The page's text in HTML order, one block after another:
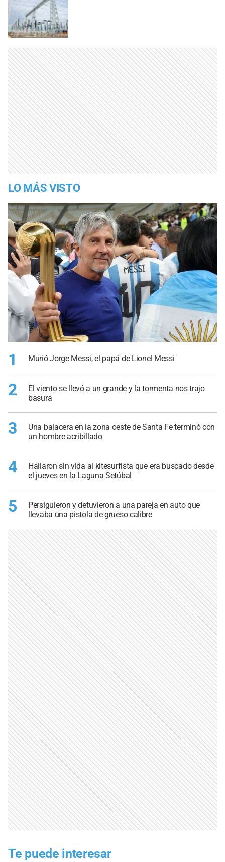
LO MÁS VISTO
1 Murió Jorge Messi, el papá de Lionel Messi
2
El viento se llevó a un grande y la tormenta nos trajo
basura
3
Una balacera en la zona oeste de Santa Fe terminó con
un hombre acribillado
4
Hallaron sin vida al kitesurfista que era buscado desde
el jueves en la Laguna Setúbal
5
Persiguieron y detuvieron a una pareja en auto que
llevaba una pistola de grueso calibre
Te puede interesar